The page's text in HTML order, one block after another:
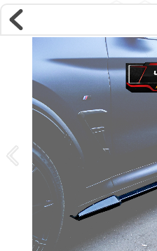
Магазин
Интернет-магазин �...
Наши
г.
ул
Маршрут на Авто
Телефон:
График работы по
пн-пт 10:30-